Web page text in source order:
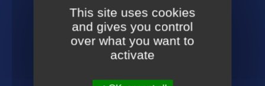
Suivez-nous :
This site uses cookies
and gives you control
over what you want to
activate